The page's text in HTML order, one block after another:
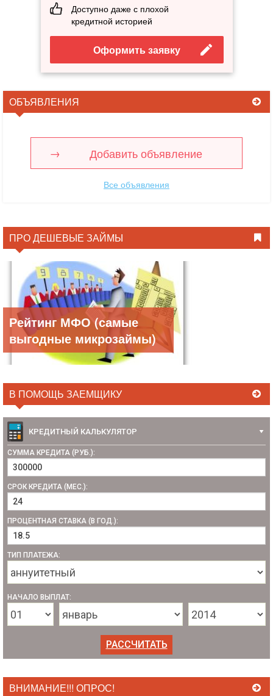
Доступно даже с плохой
кредитной историей
Оформить заявку
ОБЪЯВЛЕНИЯ
Добавить объявление
Все объявления
ПРО ДЕШЕВЫЕ ЗАЙМЫ
Рейтинг МФО (самые
выгодные микрозаймы)
В ПОМОЩЬ ЗАЕМЩИКУ
КРЕДИТНЫЙ КАЛЬКУЛЯТОР
СУММА КРЕДИТА (РУБ.):
СРОК КРЕДИТА (МЕС.):
ПРОЦЕНТНАЯ СТАВКА (В ГОД.):
ТИП ПЛАТЕЖА:
НАЧАЛО ВЫПЛАТ:
ВНИМАНИЕ!!! ОПРОС!